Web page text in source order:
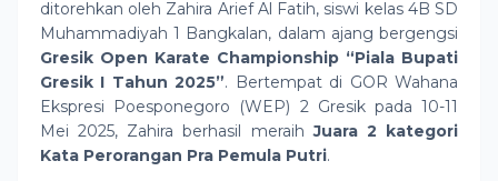
ditorehkan oleh Zahira Arief Al Fatih, siswi kelas 4B SD
Muhammadiyah 1 Bangkalan, dalam ajang bergengsi
Gresik Open Karate Championship “Piala Bupati
Gresik I Tahun 2025”. Bertempat di GOR Wahana
Ekspresi Poesponegoro (WEP) 2 Gresik pada 10-11
Mei 2025, Zahira berhasil meraihJuara 2 kategori
Kata Perorangan Pra Pemula Putri.